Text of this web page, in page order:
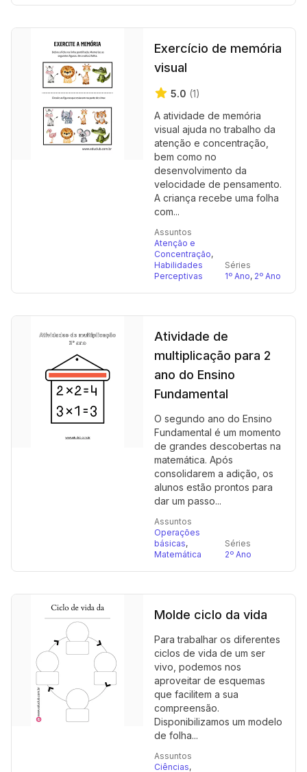
Exercício de memória
visual
5.0 (1)
A atividade de memória
visual ajuda no trabalho da
atenção e concentração,
bem como no
desenvolvimento da
velocidade de pensamento.
A criança recebe uma folha
com...
Assuntos
Atenção e
Concentração,
Habilidades
Perceptivas
Séries
1º Ano, 2º Ano
Atividade de
multiplicação para 2
ano do Ensino
Fundamental
O segundo ano do Ensino
Fundamental é um momento
de grandes descobertas na
matemática. Após
consolidarem a adição, os
alunos estão prontos para
dar um passo...
Assuntos
Operações
básicas,
Matemática
Séries
2º Ano
Molde ciclo da vida
Para trabalhar os diferentes
ciclos de vida de um ser
vivo, podemos nos
aproveitar de esquemas
que facilitem a sua
compreensão.
Disponibilizamos um modelo
de folha...
Assuntos
Ciências,